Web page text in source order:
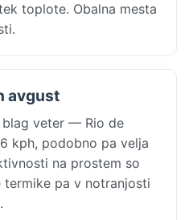
toplote. Obalna mesta
avgust
blag veter — Rio de
kph, podobno pa velja
na prostem so
termike pa v notranjosti